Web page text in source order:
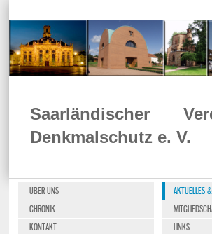
Saarländischer
Denkmalschutz e. V.
ÜBER UNS
AKTUELLES
CHRONIK
KONTAKT
LINKS